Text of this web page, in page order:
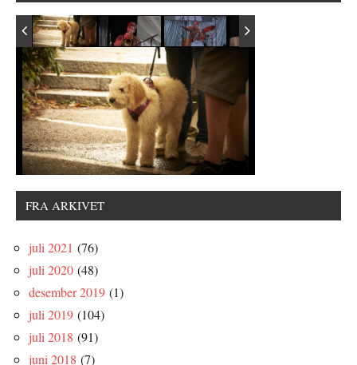
FRA ARKIVET
juli 2021 (76)
juli 2020 (48)
desember 2019 (1)
juli 2019 (104)
juli 2018 (91)
juni 2018 (7)